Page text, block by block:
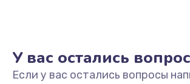
У вас остались
Если у вас остались вопросы